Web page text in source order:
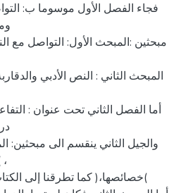
فجاء الفصل الأول موسوما ب:
مبحثين :المبحث الأول: التواصل مع
المبحث الثاني : النص الأدبي
أما الفصل الثاني تحت عنوان :
والجيل الثاني ينقسم الى مبحثين:
خصائصها،( كما تطرقنا إلى